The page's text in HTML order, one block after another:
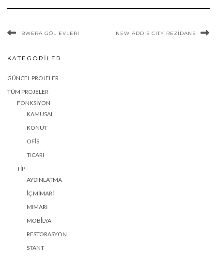
BWERA GÖL EVLERI NEW ADDIS CITY REZIDANS
KATEGORILER
GÜNCEL PROJELER
TÜM PROJELER
FONKSIYON
KAMUSAL
KONUT
OFIS
TICARI
TIP
AYDINLATMA
İÇ MIMARI
MIMARI
MOBILYA
RESTORASYON
STANT